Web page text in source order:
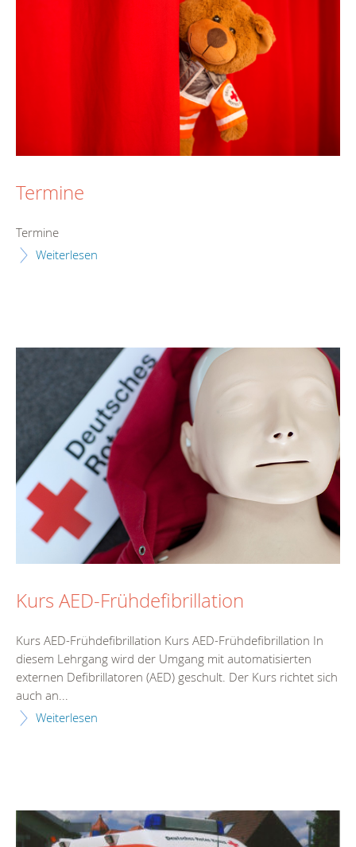
Termine
Termine
Weiterlesen
Kurs AED-Frühdefibrillation
Kurs AED-Frühdefibrillation Kurs AED-Frühdefibrillation In
diesem Lehrgang wird der Umgang mit automatisierten
externen Defibrillatoren (AED) geschult. Der Kurs richtet sich
auch an...
Weiterlesen